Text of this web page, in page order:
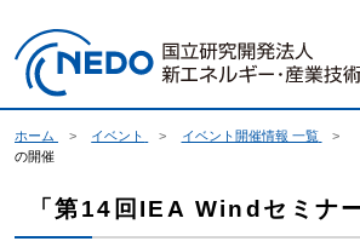
ホーム イベント イベント開催情報 一覧
の開催
「第14回IEA Windセミナ